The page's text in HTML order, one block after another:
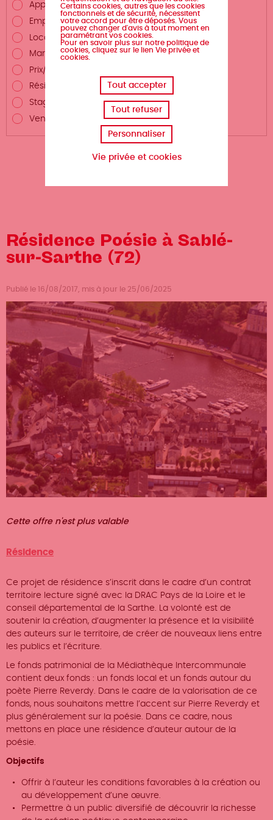
Appel à projet/candidature
Emploi
Location/vente d'espace
Marché public
Prix/Dotation/Bourse
Résidence
Stage/Service civique/Alternance
Vente
Résidence Poésie à Sablé-
sur-Sarthe (72)
Publié le 16/08/2017, mis à jour le 25/06/2025
Statut
Cette offre n'est plus valable
Type
Résidence
Ce projet de résidence s’inscrit dans le cadre d’un contrat
territoire lecture signé avec la DRAC Pays de la Loire et le
conseil départemental de la Sarthe. La volonté est de
soutenir la création, d’augmenter la présence et la visibilité
des auteurs sur le territoire, de créer de nouveaux liens entre
les publics et l’écriture.
Le fonds patrimonial de la Médiathèque Intercommunale
contient deux fonds : un fonds local et un fonds autour du
poète Pierre Reverdy. Dans le cadre de la valorisation de ce
fonds, nous souhaitons mettre l’accent sur Pierre Reverdy et
plus généralement sur la poésie. Dans ce cadre, nous
mettons en place une résidence d’auteur autour de la
poésie.
Objectifs
Offrir à l’auteur les conditions favorables à la création ou
au développement d’une œuvre.
Permettre à un public diversifié de découvrir la richesse
Certains cookies, autres que les cookies
fonctionnels et de sécurité, nécessitent
votre accord pour être déposés. Vous
pouvez changer d'avis à tout moment en
paramétrant vos cookies.
Pour en savoir plus sur notre politique de
cookies, cliquez sur le lien Vie privée et
cookies.
Tout accepter
Tout refuser
Personnaliser
Vie privée et cookies